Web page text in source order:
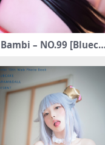
Bambi – NO.99 [Blueca
97GB]